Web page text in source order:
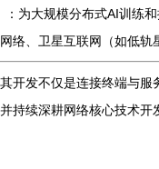
：为大规模分布式AI训练
络、卫星互联网（如低
开发不仅是连接终端与
持续深耕网络核心技术